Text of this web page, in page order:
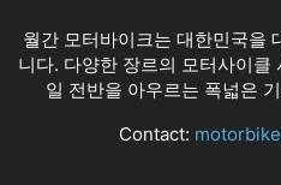
월간 모터바이크는 대한민국을
니다. 다양한 장르의 모터사이
일 전반을 아우르는 폭넓은
Contact: